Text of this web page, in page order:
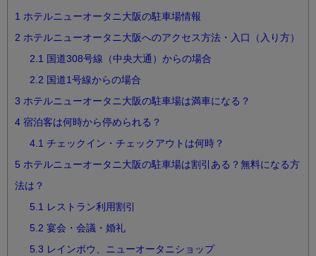
1 ホテルニューオータニ大阪の駐車場情報
2 ホテルニューオータニ大阪へのアクセス方法・入口（入り方）
2.1 国道308号線（中央大通）からの場合
2.2 国道1号線からの場合
3 ホテルニューオータニ大阪の駐車場は満車になる？
4 宿泊客は何時から停められる？
4.1 チェックイン・チェックアウトは何時？
5 ホテルニューオータニ大阪の駐車場は割引ある？無料になる方
法は？
5.1 レストラン利用割引
5.2 宴会・会議・婚礼
5.3 レインボウ、ニューオータニショップ